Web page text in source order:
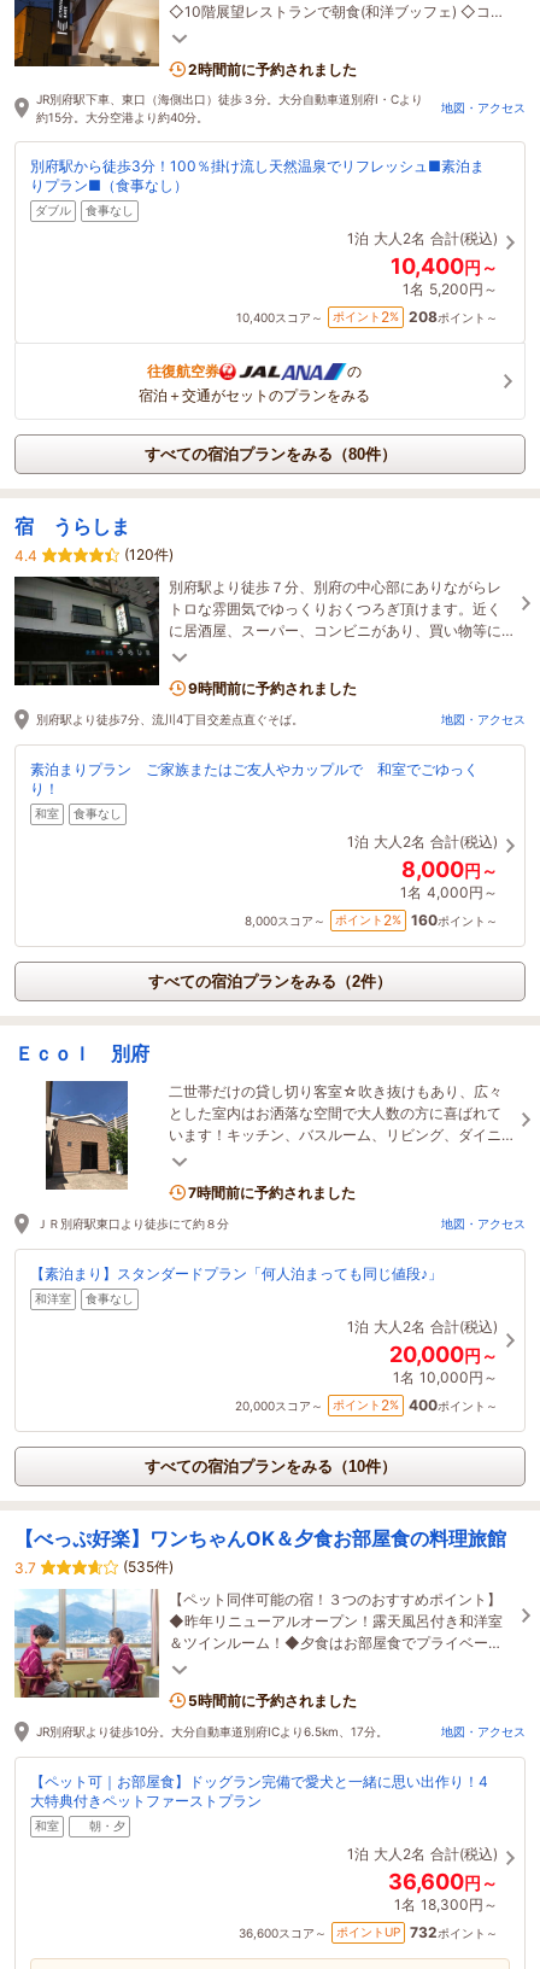
◇10階展望レストランで朝食(和洋ブッフェ) ◇コン
ビニ徒歩1分◇飲食街すぐそば
2時間前に予約されました
JR別府駅下車、東口（海側出口）徒歩３分。大分自動車道別府I・Cより
約15分。大分空港より約40分。
地図・アクセス
別府駅から徒歩3分！100％掛け流し天然温泉でリフレッシュ■素泊ま
りプラン■（食事なし）
ダブル 食事なし
1泊 大人2名 合計(税込)
10,400円～
1名 5,200円～
10,400スコア～ ポイント 2% 208ポイント～
往復航空券
の
宿泊＋交通がセットのプランをみる
すべての宿泊プランをみる（80件）
宿 うらしま
4.4
(120件)
別府駅より徒歩７分、別府の中心部にありながらレ
トロな雰囲気でゆっくりおくつろぎ頂けます。近く
に居酒屋、スーパー、コンビニがあり、買い物等に
もとても便利です。源泉かけ流しの天然温泉100%で
9時間前に予約されました
別府駅より徒歩7分、流川4丁目交差点直ぐそば。 地図・アクセス
素泊まりプラン ご家族またはご友人やカップルで 和室でごゆっく
り！
和室 食事なし
1泊 大人2名 合計(税込)
8,000円～
1名 4,000円～
8,000スコア～ ポイント 2% 160ポイント～
すべての宿泊プランをみる（2件）
Ｅｃｏｌ 別府
二世帯だけの貸し切り客室☆吹き抜けもあり、広々
とした室内はお洒落な空間で大人数の方に喜ばれて
います！キッチン、バスルーム、リビング、ダイニ
ング、洗濯機があるので、長期滞在にもお勧めで
7時間前に予約されました
ＪＲ別府駅東口より徒歩にて約８分 地図・アクセス
【素泊まり】スタンダードプラン「何人泊まっても同じ値段♪」
和洋室 食事なし
1泊 大人2名 合計(税込)
20,000円～
1名 10,000円～
20,000スコア～ ポイント 2% 400ポイント～
すべての宿泊プランをみる（10件）
【べっぷ好楽】ワンちゃんOK＆夕食お部屋食の料理旅館
3.7
(535件)
【ペット同伴可能の宿！３つのおすすめポイント】
◆昨年リニューアルオープン！露天風呂付き和洋室
＆ツインルーム！◆夕食はお部屋食でプライベート
空間を演出◆ペット専用温泉＆ドッグラン完備！
5時間前に予約されました
JR別府駅より徒歩10分。大分自動車道別府ICより6.5km、17分。 地図・アクセス
【ペット可｜お部屋食】ドッグラン完備で愛犬と一緒に思い出作り！4
大特典付きペットファーストプラン
和室 朝・夕
1泊 大人2名 合計(税込)
36,600円～
1名 18,300円～
36,600スコア～ ポイントUP 732ポイント～